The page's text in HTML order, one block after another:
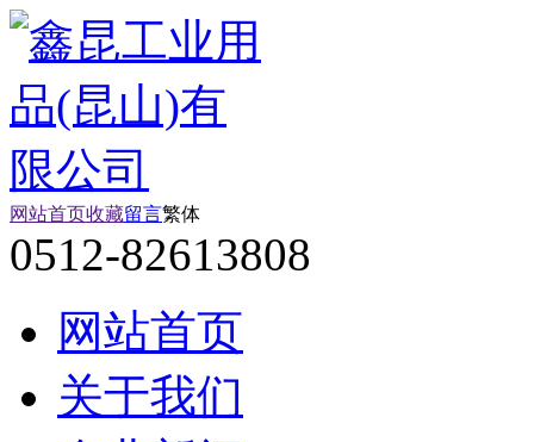
网站首页收藏留言繁体
0512-82613808
网站首页
关于我们